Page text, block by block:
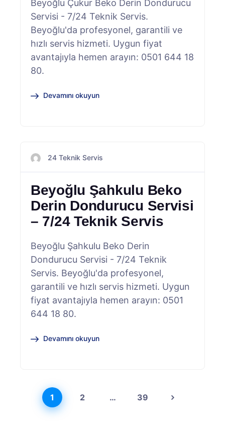
Beyoğlu Çukur Beko Derin Dondurucu
Servisi - 7/24 Teknik Servis.
Beyoğlu'da profesyonel, garantili ve
hızlı servis hizmeti. Uygun fiyat
avantajıyla hemen arayın: 0501 644 18
80.
Devamını okuyun
24 Teknik Servis
Beyoğlu Şahkulu Beko
Derin Dondurucu Servisi
– 7/24 Teknik Servis
Beyoğlu Şahkulu Beko Derin
Dondurucu Servisi - 7/24 Teknik
Servis. Beyoğlu'da profesyonel,
garantili ve hızlı servis hizmeti. Uygun
fiyat avantajıyla hemen arayın: 0501
644 18 80.
Devamını okuyun
1 2 … 39